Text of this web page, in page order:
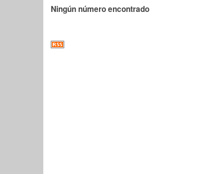
Ningún número encontrado